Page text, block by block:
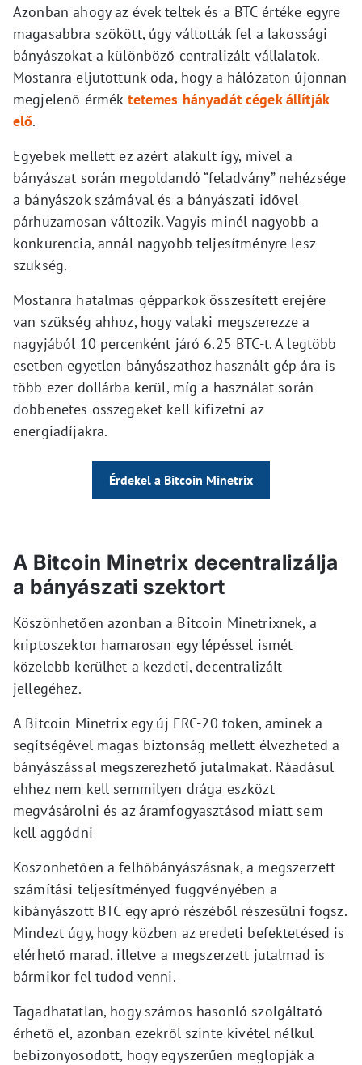
Azonban ahogy az évek teltek és a BTC értéke egyre
magasabbra szökött, úgy váltották fel a lakossági
bányászokat a különböző centralizált vállalatok.
Mostanra eljutottunk oda, hogy a hálózaton újonnan
megjelenő érmék tetemes hányadát cégek állítják
elő.
Egyebek mellett ez azért alakult így, mivel a
bányászat során megoldandó “feladvány” nehézsége
a bányászok számával és a bányászati idővel
párhuzamosan változik. Vagyis minél nagyobb a
konkurencia, annál nagyobb teljesítményre lesz
szükség.
Mostanra hatalmas gépparkok összesített erejére
van szükség ahhoz, hogy valaki megszerezze a
nagyjából 10 percenként járó 6.25 BTC-t. A legtöbb
esetben egyetlen bányászathoz használt gép ára is
több ezer dollárba kerül, míg a használat során
döbbenetes összegeket kell kifizetni az
energiadíjakra.
Érdekel a Bitcoin Minetrix
A Bitcoin Minetrix decentralizálja
a bányászati szektort
Köszönhetően azonban a Bitcoin Minetrixnek, a
kriptoszektor hamarosan egy lépéssel ismét
közelebb kerülhet a kezdeti, decentralizált
jellegéhez.
A Bitcoin Minetrix egy új ERC-20 token, aminek a
segítségével magas biztonság mellett élvezheted a
bányászással megszerezhető jutalmakat. Ráadásul
ehhez nem kell semmilyen drága eszközt
megvásárolni és az áramfogyasztásod miatt sem
kell aggódni
Köszönhetően a felhőbányászásnak, a megszerzett
számítási teljesítményed függvényében a
kibányászott BTC egy apró részéből részesülni fogsz.
Mindezt úgy, hogy közben az eredeti befektetésed is
elérhető marad, illetve a megszerzett jutalmad is
bármikor fel tudod venni.
Tagadhatatlan, hogy számos hasonló szolgáltató
érhető el, azonban ezekről szinte kivétel nélkül
bebizonyosodott, hogy egyszerűen meglopják a